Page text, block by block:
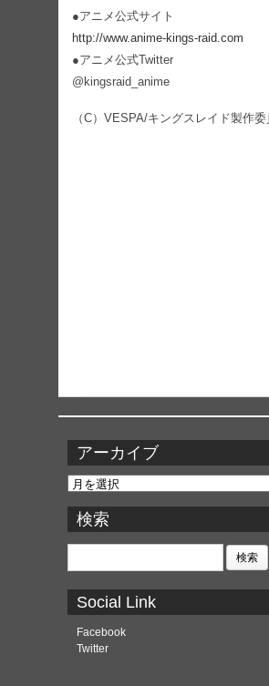
●アニメ公式サイト
http://www.anime-kings-raid.com
●アニメ公式Twitter
@kingsraid_anime
（C）VESPA/キングスレイド製作委
アーカイブ
ア
カ
イ
ブ
検索
検
Social Link
Facebook
Twitter